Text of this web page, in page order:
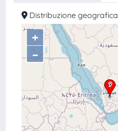
Distribuzione geografica
+
–